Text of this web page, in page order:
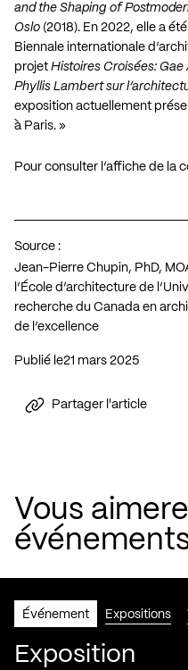
and the Shaping of
Oslo (2018). En 2022, elle a
Biennale internationale
projet Histoires Croisées:
Phyllis Lambert sur
exposition actuellement
à Paris. »
Pour consulter l’affiche de la
Source :
Jean-Pierre Chupin, PhD,
l’École d’architecture de
recherche du Canada en
de l’excellence
Publié le 21 mars 2025
Partager l'article
Vous
Événement Expositions
Exposition